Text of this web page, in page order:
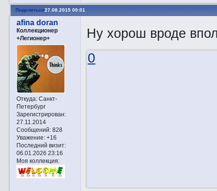
Поделиться27.08.2015 00:01
afina doran
Коллекционер
+Легионер+
Откуда:Санкт-
Петербург
Зарегистрирован:
27.11.2014
Сообщений:828
Уважение: +16
Последний визит:
06.01.2026 23:16
Моя коллекция:
Ну хорош вроде
0